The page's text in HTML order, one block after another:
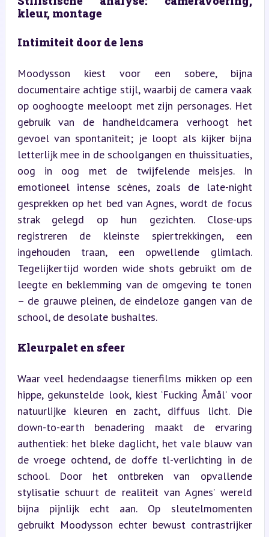
kleur, montage
Intimiteit door de lens
Moodysson kiest voor een sobere, bijna
documentaire achtige stijl, waarbij de camera vaak
op ooghoogte meeloopt met zijn personages. Het
gebruik van de handheldcamera verhoogt het
gevoel van spontaniteit; je loopt als kijker bijna
letterlijk mee in de schoolgangen en thuissituaties,
oog in oog met de twijfelende meisjes. In
emotioneel intense scènes, zoals de late-night
gesprekken op het bed van Agnes, wordt de focus
strak gelegd op hun gezichten. Close-ups
registreren de kleinste spiertrekkingen, een
ingehouden traan, een opwellende glimlach.
Tegelijkertijd worden wide shots gebruikt om de
leegte en beklemming van de omgeving te tonen
– de grauwe pleinen, de eindeloze gangen van de
school, de desolate bushaltes.
Kleurpalet en sfeer
Waar veel hedendaagse tienerfilms mikken op een
hippe, gekunstelde look, kiest ‘Fucking Åmål’ voor
natuurlijke kleuren en zacht, diffuus licht. Die
down-to-earth benadering maakt de ervaring
authentiek: het bleke daglicht, het vale blauw van
de vroege ochtend, de doffe tl-verlichting in de
school. Door het ontbreken van opvallende
stylisatie schuurt de realiteit van Agnes’ wereld
bijna pijnlijk echt aan. Op sleutelmomenten
gebruikt Moodysson echter bewust contrastrijker